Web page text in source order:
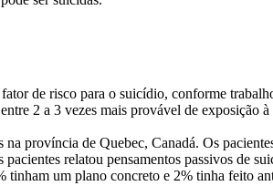
de risco para o suicídio, conforme
2 a 3 vezes mais provável de exposição
na província de Quebec, Canadá. Os
pacientes relatou pensamentos passivos de
tinham um plano concreto e 2% tinha feito